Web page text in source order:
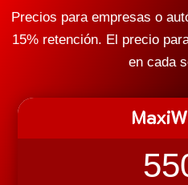
Precios para empresas o
15% retención. El precio
en cada